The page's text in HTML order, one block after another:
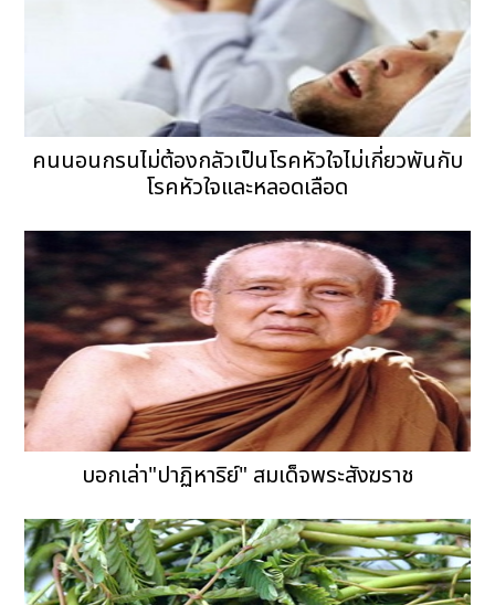
คนนอนกรนไม่ต้องกลัวเป็นโรคหัวใจไม่เกี่ยวพันกับ
โรคหัวใจและหลอดเลือด
บอกเล่า"ปาฏิหาริย์" สมเด็จพระสังฆราช